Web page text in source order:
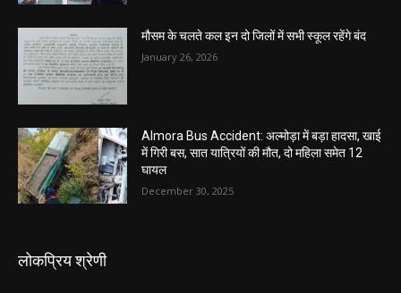
मौसम के चलते कल इन दो जिलों में सभी स्कूल रहेंगे बंद
January 26, 2026
Almora Bus Accident: अल्मोड़ा में बड़ा हादसा, खाई
में गिरी बस, सात यात्रियों की मौत, दो महिला समेत 12
घायल
December 30, 2025
लोकप्रिय श्रेणी